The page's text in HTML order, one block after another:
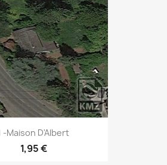
-Maison D'Albert
1,95 €